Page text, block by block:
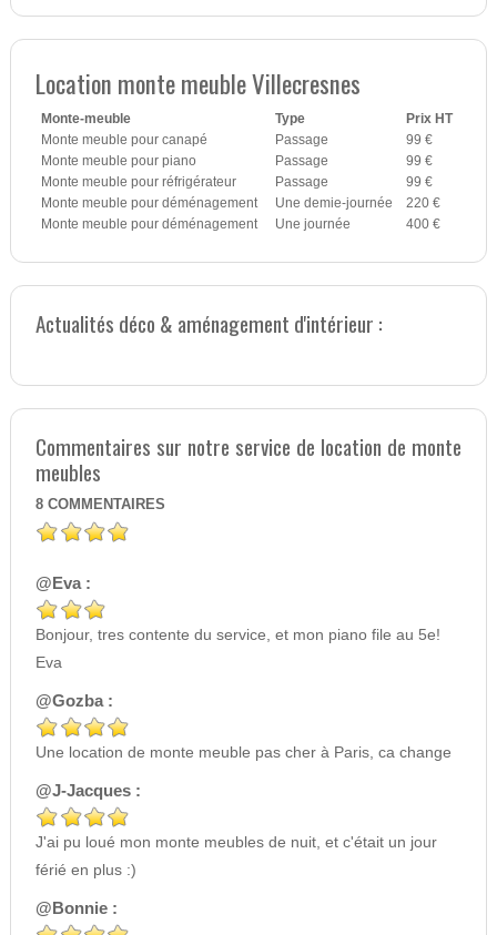
Location monte meuble Villecresnes
Monte-meuble Type
Prix HT
Monte meuble pour canapé
Passage
99 €
Monte meuble pour piano
Passage
99 €
Monte meuble pour réfrigérateur
Passage
99 €
Monte meuble pour déménagement
Une demie-journée
220 €
Monte meuble pour déménagement
Une journée 400 €
Actualités déco & aménagement d'intérieur :
Commentaires sur notre service de location de monte
meubles
8 COMMENTAIRES
@Eva :
Bonjour, tres contente du service, et mon piano file au 5e!
Eva
@Gozba :
Une location de monte meuble pas cher à Paris, ca change
@J-Jacques :
J'ai pu loué mon monte meubles de nuit, et c'était un jour
férié en plus :)
@Bonnie :